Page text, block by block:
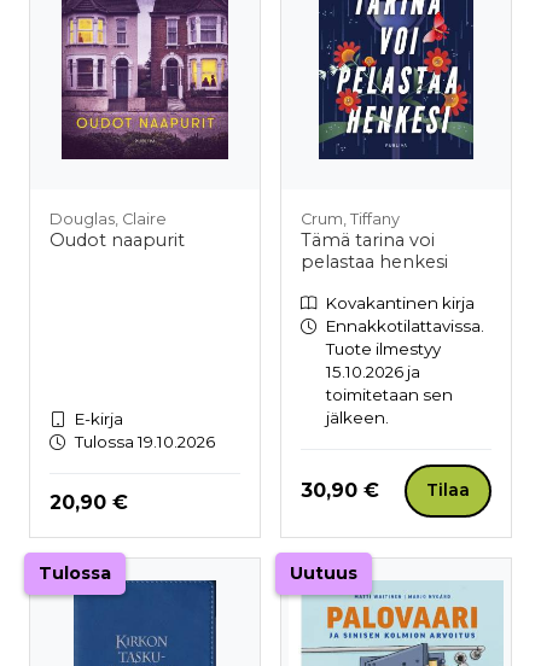
Douglas, Claire
Oudot naapurit
E-kirja
Tulossa 19.10.2026
Hinta nyt
20,90 €
Crum, Tiffany
Tämä tarina voi
pelastaa henkesi
Kovakantinen kirja
Ennakkotilattavissa.
Tuote ilmestyy
15.10.2026 ja
toimitetaan sen
jälkeen.
Hinta nyt
30,90 € Tilaa
Tulossa Uutuus